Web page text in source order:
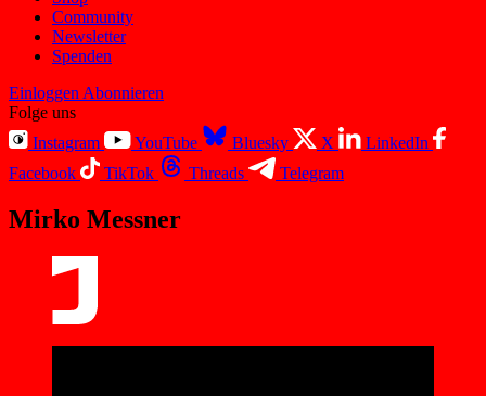
Community
Newsletter
Spenden
Einloggen Abonnieren
Folge uns
Instagram
YouTube Bluesky X
LinkedIn
Facebook
TikTok Threads Telegram
Mirko Messner